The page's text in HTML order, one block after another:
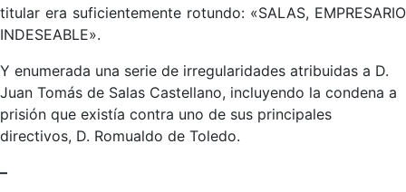
titular era suficientemente rotundo: «SALAS, EMPRESARIO
INDESEABLE».
Y enumerada una serie de irregularidades atribuidas a D.
Juan Tomás de Salas Castellano, incluyendo la condena a
prisión que existía contra uno de sus principales
directivos, D. Romualdo de Toledo.
–